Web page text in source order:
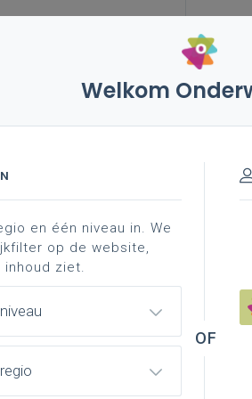
impressie
– Begroting,
en
Welkom
en één niveau in. We
op de website,
ziet.